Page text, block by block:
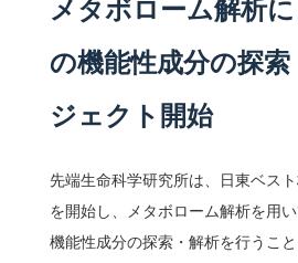
メタボローム解析
の機能性成分の探索
ジェクト開始
先端生命科学研究所は、日東ベス
を開始し、メタボローム解析を用
機能性成分の探索・解析を行うこ